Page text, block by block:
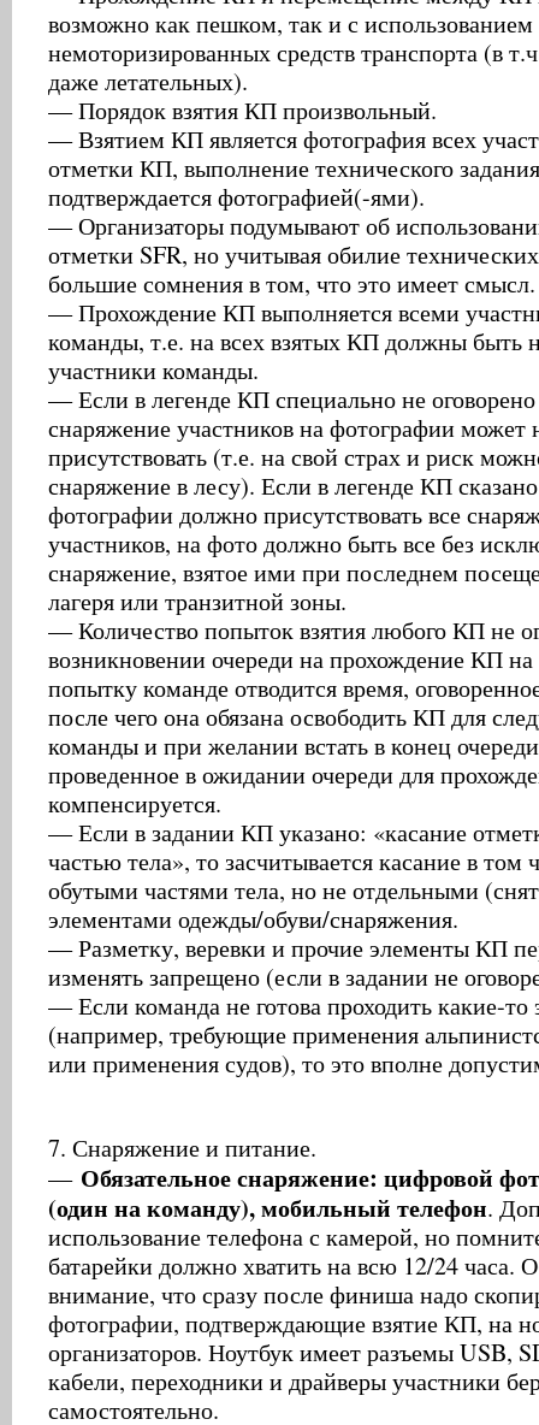
возможно как пешком, так и с
немоторизированных средств транспорта (в
даже летательных).
— Порядок взятия КП произвольный.
— Взятием КП является фотография всех
отметки КП, выполнение технического
подтверждается фотографией(-ями).
— Организаторы подумывают об
отметки SFR, но учитывая обилие
большие сомнения в том, что это имеет смысл.
— Прохождение КП выполняется всеми
команды, т.е. на всех взятых КП должны быть
участники команды.
— Если в легенде КП специально не
снаряжение участников на фотографии может
присутствовать (т.е. на свой страх и риск
снаряжение в лесу). Если в легенде КП
фотографии должно присутствовать все
участников, на фото должно быть все без
снаряжение, взятое ими при последнем
лагеря или транзитной зоны.
— Количество попыток взятия любого КП не
возникновении очереди на прохождение КП
попытку команде отводится время,
после чего она обязана освободить КП для
команды и при желании встать в конец
проведенное в ожидании очереди для
компенсируется.
— Если в задании КП указано: «касание
частью тела», то засчитывается касание в том
обутыми частями тела, но не отдельными
элементами одежды/обуви/снаряжения.
— Разметку, веревки и прочие элементы КП
изменять запрещено (если в задании не
— Если команда не готова проходить какие-то
(например, требующие применения
или применения судов), то это вполне
7. Снаряжение и питание.
— Обязательное снаряжение: цифровой
(один на команду), мобильный телефон.
использование телефона с камерой, но
батарейки должно хватить на всю 12/24 часа.
внимание, что сразу после финиша надо
фотографии, подтверждающие взятие КП, на
организаторов. Ноутбук имеет разъемы USB,
кабели, переходники и драйверы участники
самостоятельно.